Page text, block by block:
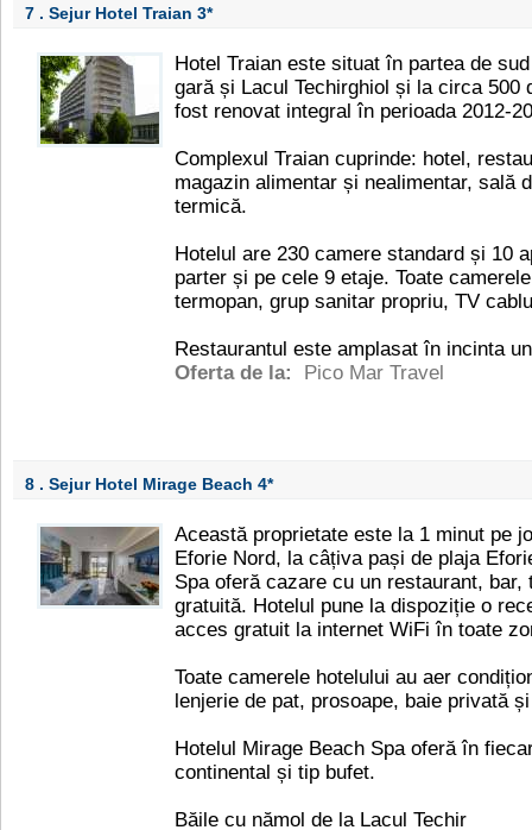
7 . Sejur Hotel Traian 3*
Hotel Traian este situat în partea de
gară și Lacul Techirghiol și la circa 500
fost renovat integral în perioada 2012-
Complexul Traian cuprinde: hotel,
magazin alimentar și nealimentar, sală
termică.
Hotelul are 230 camere standard și 10
parter și pe cele 9 etaje. Toate
termopan, grup sanitar propriu, TV
Restaurantul este amplasat în incinta
Oferta de la:
Pico Mar Travel
8 . Sejur Hotel Mirage Beach 4*
Această proprietate este la 1 minut pe
Eforie Nord, la câțiva pași de plaja
Spa oferă cazare cu un restaurant,
gratuită. Hotelul pune la dispoziție o
acces gratuit la internet WiFi în toate
Toate camerele hotelului au aer
lenjerie de pat, prosoape, baie privată
Hotelul Mirage Beach Spa oferă în
continental și tip bufet.
Băile cu nămol de la Lacul Techir